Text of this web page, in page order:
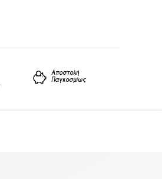
Αποστολή
Παγκοσμίως